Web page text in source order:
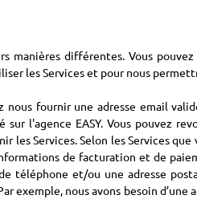
manières différentes. Vous
les Services et pour nous
fournir une adresse email
l'agence EASY. Vous pouvez
Services. Selon les Services que
de facturation et de
téléphone et/ou une adresse
exemple, nous avons besoin d’une